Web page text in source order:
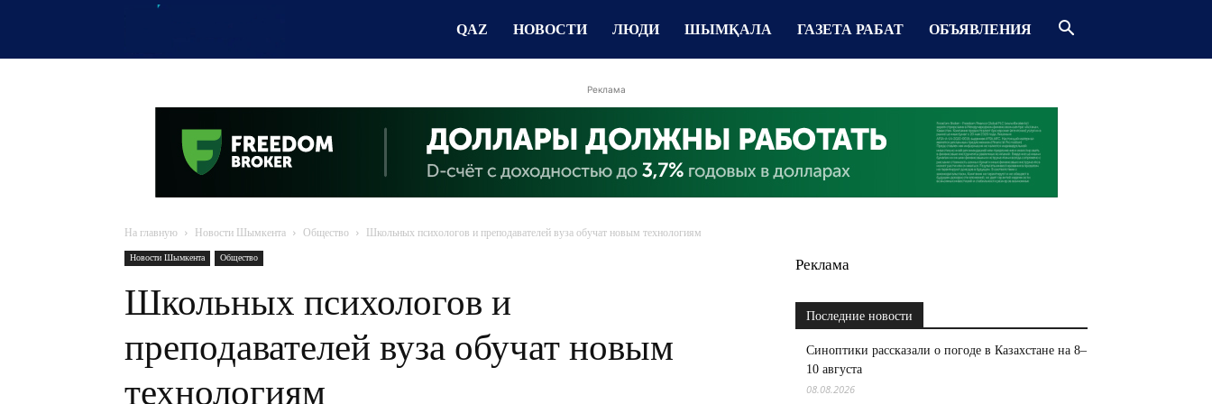
QAZ НОВОСТИ ЛЮДИ ШЫМҚАЛА ГАЗЕТА РАБАТ ОБЪЯВЛЕНИЯ
Реклама
На главную Новости Шымкента Общество Школьных психологов и преподавателей вуза обучат новым технологиям
Новости Шымкента Общество
Школьных психологов и
преподавателей вуза обучат новым
технологиям
Реклама
Последние новости
Синоптики рассказали о погоде в Казахстане на 8–
10 августа
08.08.2026